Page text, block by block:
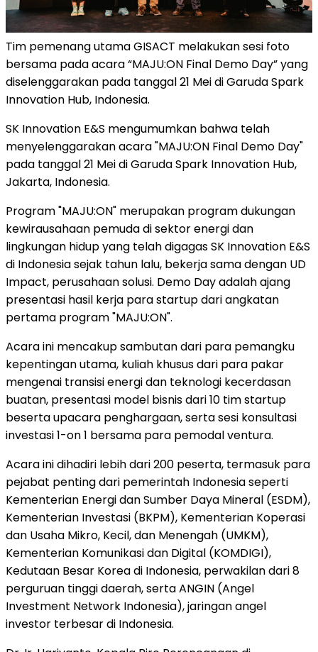
Tim pemenang utama GISACT melakukan sesi foto
bersama pada acara “MAJU:ON Final Demo Day” yang
diselenggarakan pada tanggal 21 Mei di Garuda Spark
Innovation Hub, Indonesia.
SK Innovation E&S mengumumkan bahwa telah
menyelenggarakan acara "MAJU:ON Final Demo Day"
pada tanggal 21 Mei di Garuda Spark Innovation Hub,
Jakarta, Indonesia.
Program "MAJU:ON" merupakan program dukungan
kewirausahaan pemuda di sektor energi dan
lingkungan hidup yang telah digagas SK Innovation E&S
di Indonesia sejak tahun lalu, bekerja sama dengan UD
Impact, perusahaan solusi. Demo Day adalah ajang
presentasi hasil kerja para startup dari angkatan
pertama program "MAJU:ON".
Acara ini mencakup sambutan dari para pemangku
kepentingan utama, kuliah khusus dari para pakar
mengenai transisi energi dan teknologi kecerdasan
buatan, presentasi model bisnis dari 10 tim startup
beserta upacara penghargaan, serta sesi konsultasi
investasi 1-on 1 bersama para pemodal ventura.
Acara ini dihadiri lebih dari 200 peserta, termasuk para
pejabat penting dari pemerintah Indonesia seperti
Kementerian Energi dan Sumber Daya Mineral (ESDM),
Kementerian Investasi (BKPM), Kementerian Koperasi
dan Usaha Mikro, Kecil, dan Menengah (UMKM),
Kementerian Komunikasi dan Digital (KOMDIGI),
Kedutaan Besar Korea di Indonesia, perwakilan dari 8
perguruan tinggi daerah, serta ANGIN (Angel
Investment Network Indonesia), jaringan angel
investor terbesar di Indonesia.